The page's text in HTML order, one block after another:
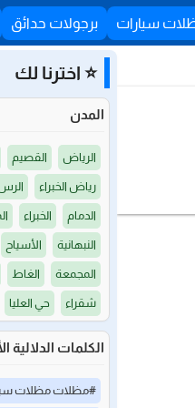
سيارات برجولات حدائق
⭐ اخترنا لك
المدن
الرياض القصيم
رياض الخبراء
الدمام الخبراء
النبهانية الأسياح
المجمعة الغاط
شقراء حي العليا
الكلمات الدلالية
#مظلات مظلات